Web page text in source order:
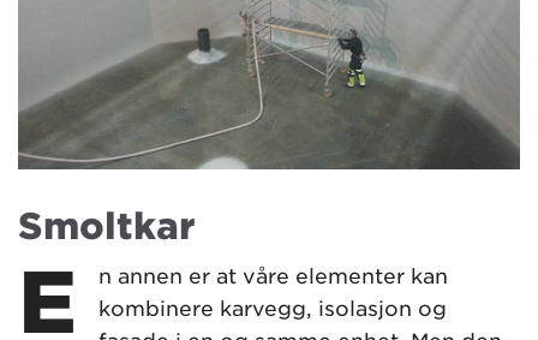
Smoltkar
E
n annen er at våre elementer kan
kombinere karvegg, isolasjon og